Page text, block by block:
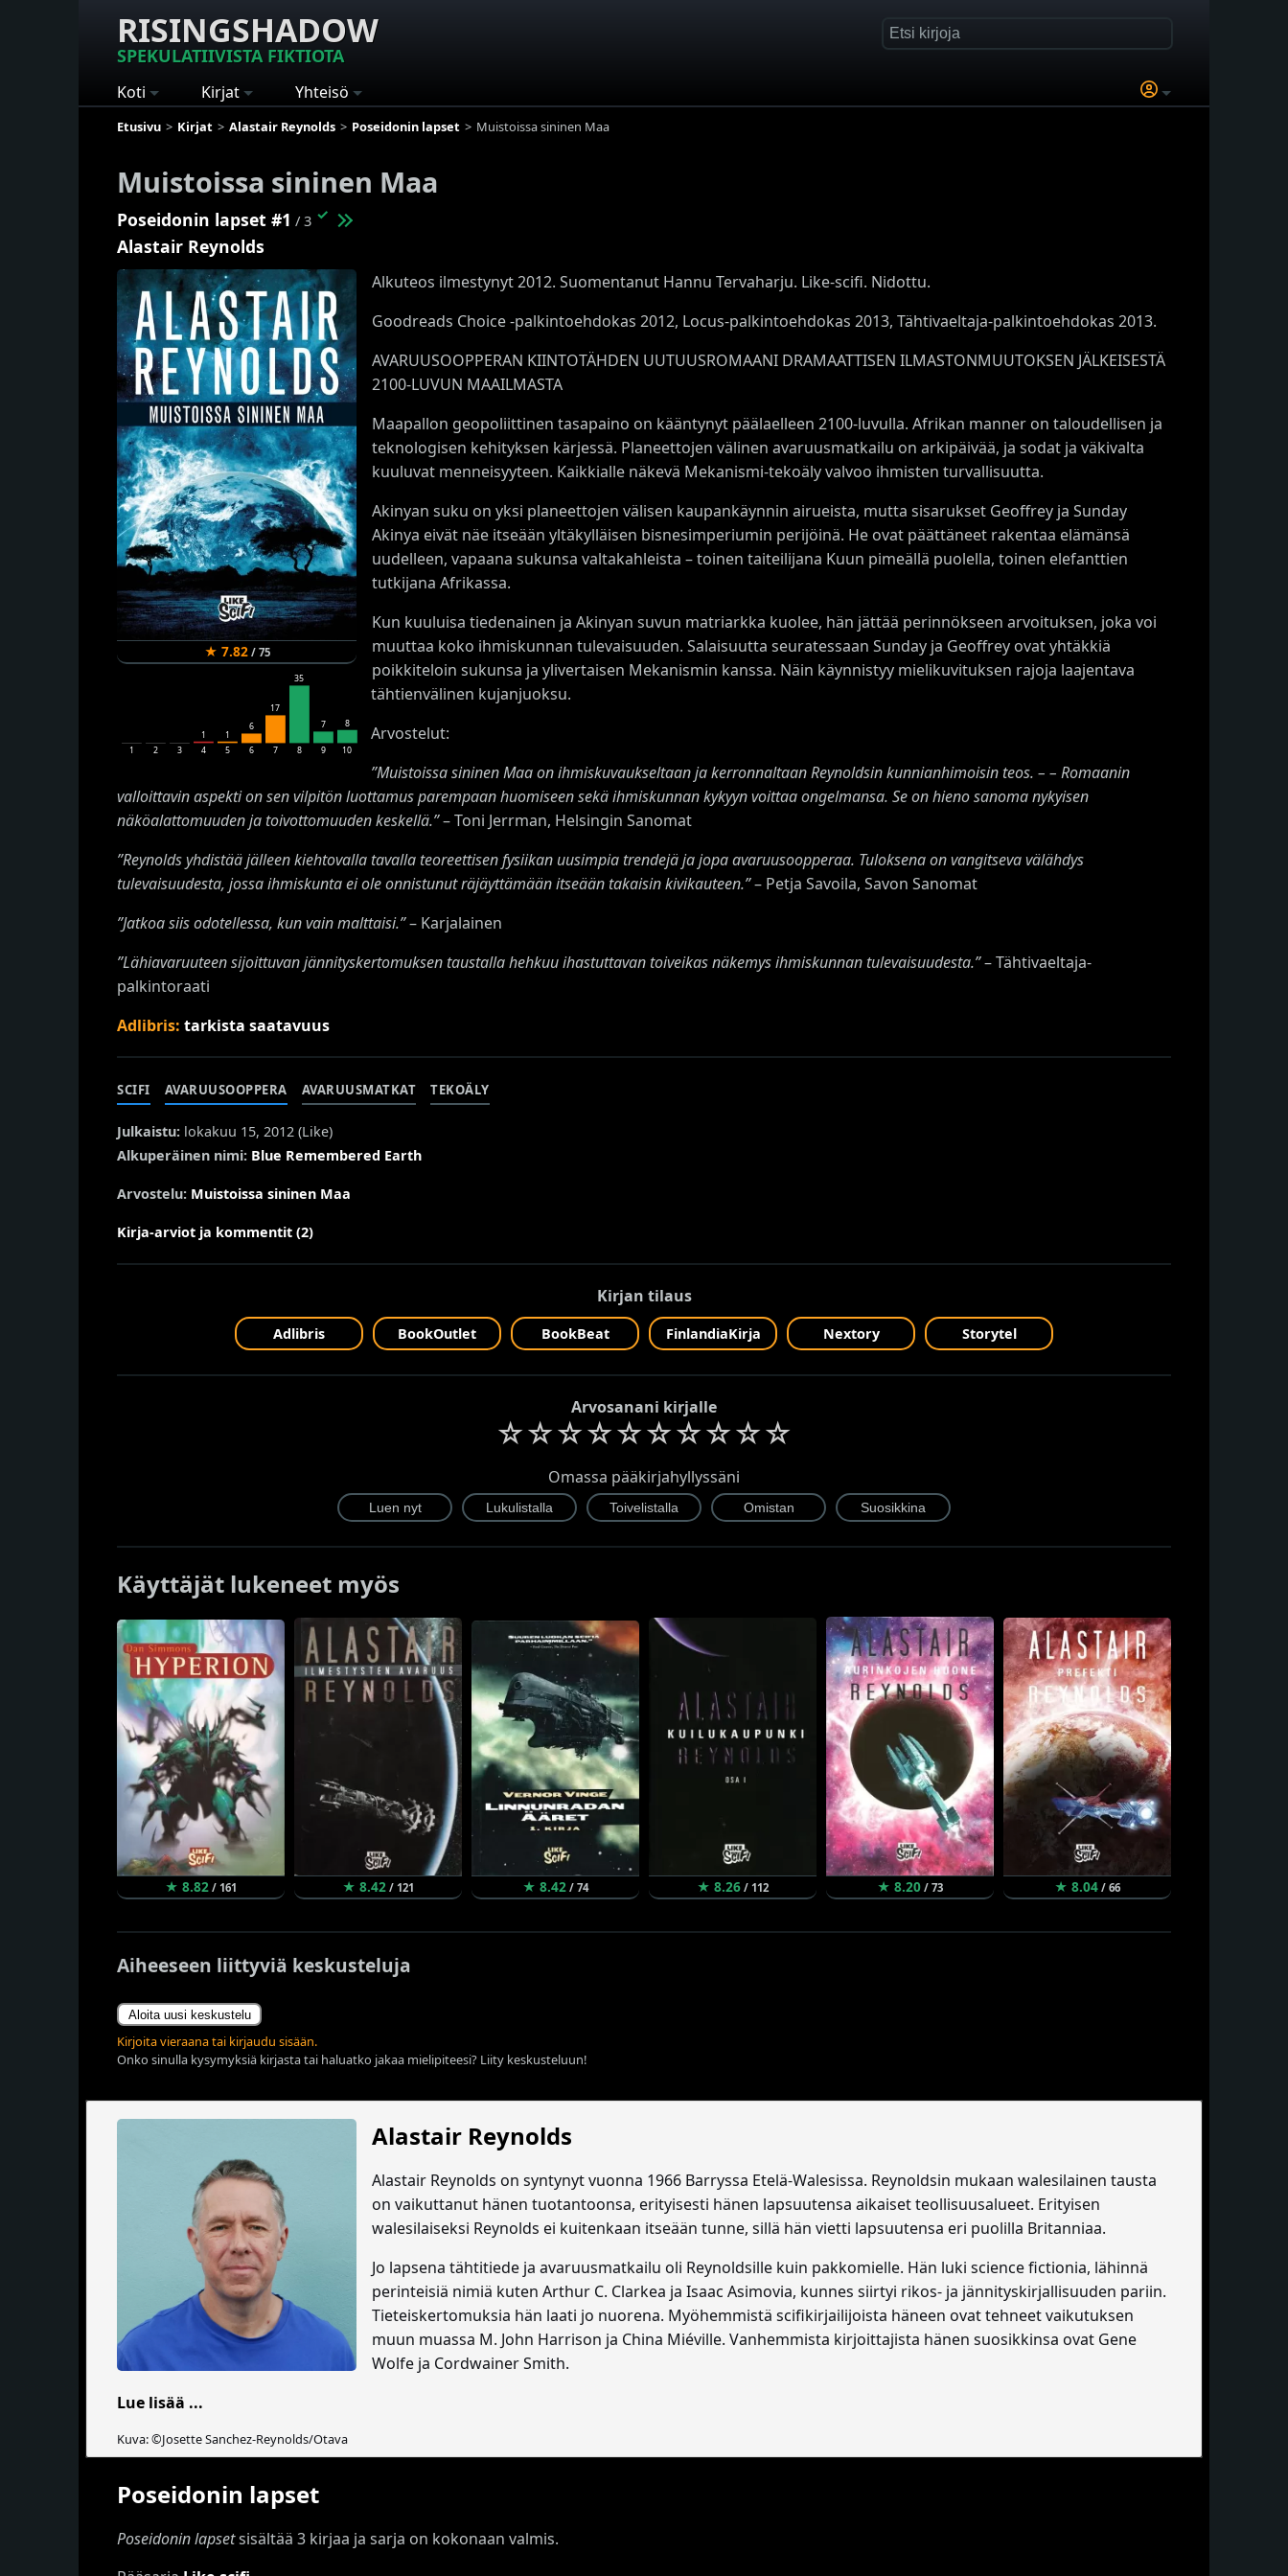
RISINGSHADOW
SPEKULATIIVISTA FIKTIOTA
Koti Kirjat Yhteisö
Etusivu Kirjat Alastair Reynolds Poseidonin lapset Muistoissa sininen Maa
Muistoissa sininen Maa
Poseidonin lapset #1 / 3 ✓
Alastair Reynolds
★ 7.82/ 75
1 2 3
1
4
1
5
6
6
17
7
35
8
7
9
8
10
Alkuteos ilmestynyt 2012. Suomentanut Hannu Tervaharju. Like-scifi. Nidottu.
Goodreads Choice -palkintoehdokas 2012, Locus-palkintoehdokas 2013, Tähtivaeltaja-palkintoehdokas 2013.
AVARUUSOOPPERAN KIINTOTÄHDEN UUTUUSROMAANI DRAMAATTISEN ILMASTONMUUTOKSEN JÄLKEISESTÄ
2100-LUVUN MAAILMASTA
Maapallon geopoliittinen tasapaino on kääntynyt päälaelleen 2100-luvulla. Afrikan manner on taloudellisen ja
teknologisen kehityksen kärjessä. Planeettojen välinen avaruusmatkailu on arkipäivää, ja sodat ja väkivalta
kuuluvat menneisyyteen. Kaikkialle näkevä Mekanismi-tekoäly valvoo ihmisten turvallisuutta.
Akinyan suku on yksi planeettojen välisen kaupankäynnin airueista, mutta sisarukset Geoffrey ja Sunday
Akinya eivät näe itseään yltäkylläisen bisnesimperiumin perijöinä. He ovat päättäneet rakentaa elämänsä
uudelleen, vapaana sukunsa valtakahleista – toinen taiteilijana Kuun pimeällä puolella, toinen elefanttien
tutkijana Afrikassa.
Kun kuuluisa tiedenainen ja Akinyan suvun matriarkka kuolee, hän jättää perinnökseen arvoituksen, joka voi
muuttaa koko ihmiskunnan tulevaisuuden. Salaisuutta seuratessaan Sunday ja Geoffrey ovat yhtäkkiä
poikkiteloin sukunsa ja ylivertaisen Mekanismin kanssa. Näin käynnistyy mielikuvituksen rajoja laajentava
tähtienvälinen kujanjuoksu.
Arvostelut:
”Muistoissa sininen Maa on ihmiskuvaukseltaan ja kerronnaltaan Reynoldsin kunnianhimoisin teos. – – Romaanin
valloittavin aspekti on sen vilpitön luottamus parempaan huomiseen sekä ihmiskunnan kykyyn voittaa ongelmansa. Se on hieno sanoma nykyisen
näköalattomuuden ja toivottomuuden keskellä.”– Toni Jerrman, Helsingin Sanomat
”Reynolds yhdistää jälleen kiehtovalla tavalla teoreettisen fysiikan uusimpia trendejä ja jopa avaruusoopperaa. Tuloksena on vangitseva välähdys
tulevaisuudesta, jossa ihmiskunta ei ole onnistunut räjäyttämään itseään takaisin kivikauteen.”– Petja Savoila, Savon Sanomat
”Jatkoa siis odotellessa, kun vain malttaisi.”– Karjalainen
”Lähiavaruuteen sijoittuvan jännityskertomuksen taustalla hehkuu ihastuttavan toiveikas näkemys ihmiskunnan tulevaisuudesta.”– Tähtivaeltaja-
palkintoraati
Adlibris: tarkista saatavuus
SCIFI AVARUUSOOPPERA AVARUUSMATKAT TEKOÄLY
Julkaistu: lokakuu 15, 2012 (Like)
Alkuperäinen nimi: Blue Remembered Earth
Arvostelu: Muistoissa sininen Maa
Kirja-arviot ja kommentit (2)
Kirjan tilaus
Adlibris BookOutlet BookBeat FinlandiaKirja Nextory Storytel
Arvosanani kirjalle
☆☆☆☆☆☆☆☆☆☆
Omassa pääkirjahyllyssäni
Käyttäjät lukeneet myös
★ 8.82 / 161 ★ 8.42 / 121 ★ 8.42 / 74 ★ 8.26 / 112 ★ 8.20 / 73 ★ 8.04 / 66
Aiheeseen liittyviä keskusteluja
Aloita uusi keskustelu
Kirjoita vieraana tai kirjaudu sisään.
Onko sinulla kysymyksiä kirjasta tai haluatko jakaa mielipiteesi? Liity keskusteluun!
Alastair Reynolds
Alastair Reynolds on syntynyt vuonna 1966 Barryssa Etelä-Walesissa. Reynoldsin mukaan walesilainen tausta
on vaikuttanut hänen tuotantoonsa, erityisesti hänen lapsuutensa aikaiset teollisuusalueet. Erityisen
walesilaiseksi Reynolds ei kuitenkaan itseään tunne, sillä hän vietti lapsuutensa eri puolilla Britanniaa.
Jo lapsena tähtitiede ja avaruusmatkailu oli Reynoldsille kuin pakkomielle. Hän luki science fictionia, lähinnä
perinteisiä nimiä kuten Arthur C. Clarkea ja Isaac Asimovia, kunnes siirtyi rikos- ja jännityskirjallisuuden pariin.
Tieteiskertomuksia hän laati jo nuorena. Myöhemmistä scifikirjailijoista häneen ovat tehneet vaikutuksen
muun muassa M. John Harrison ja China Miéville. Vanhemmista kirjoittajista hänen suosikkinsa ovat Gene
Wolfe ja Cordwainer Smith.
Lue lisää ...
Kuva: ©Josette Sanchez-Reynolds/Otava
Poseidonin lapset
Poseidonin lapsetsisältää 3 kirjaa ja sarja on kokonaan valmis.